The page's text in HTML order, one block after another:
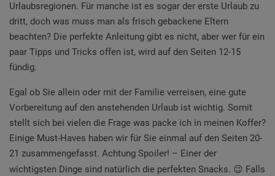
Urlaubsregionen. Für manche ist es sogar der erste Urlaub zu
dritt, doch was muss man als frisch gebackene Eltern
beachten? Die perfekte Anleitung gibt es nicht, aber wer für ein
paar Tipps und Tricks offen ist, wird auf den Seiten 12-15
fündig.
Egal ob Sie allein oder mit der Familie verreisen, eine gute
Vorbereitung auf den anstehenden Urlaub ist wichtig. Somit
stellt sich bei vielen die Frage was packe ich in meinen Koffer?
Einige Must-Haves haben wir für Sie einmal auf den Seiten 20-
21 zusammengefasst. Achtung Spoiler! – Einer der
wichtigsten Dinge sind natürlich die perfekten Snacks. 😉 Falls